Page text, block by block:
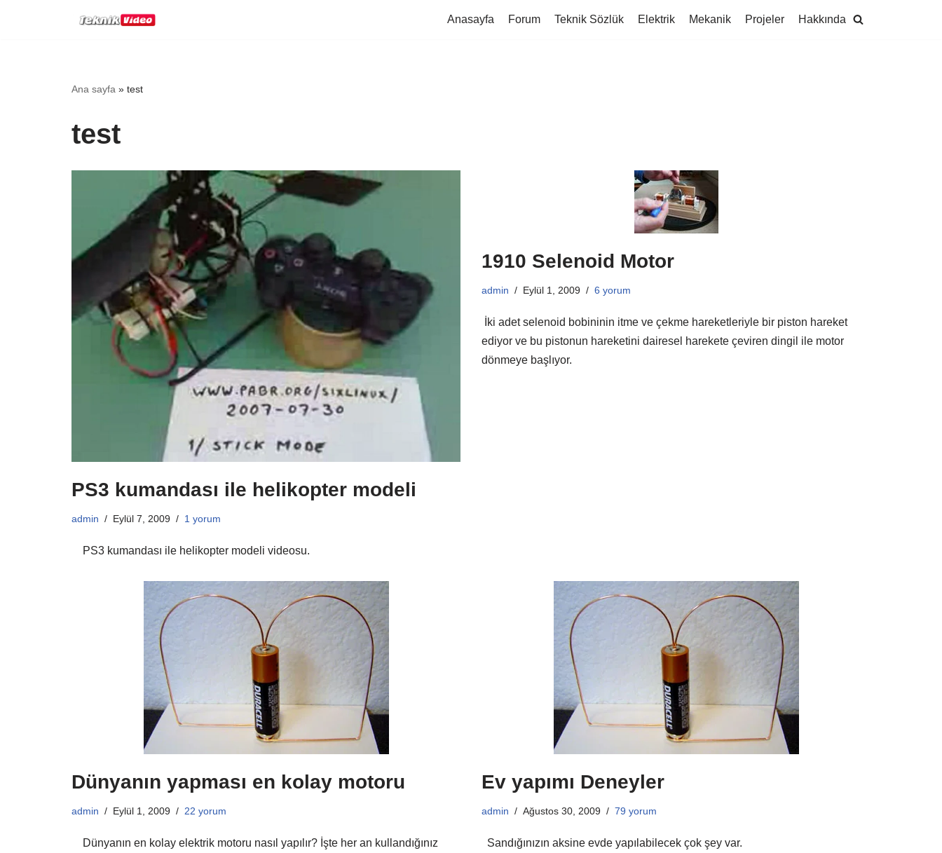
Anasayfa Forum Teknik Sözlük Elektrik Mekanik Projeler Hakkında
Ana sayfa » test
test
PS3 kumandası ile helikopter modeli
admin Eylül 7, 2009 1 yorum
PS3 kumandası ile helikopter modeli videosu.
1910 Selenoid Motor
admin Eylül 1, 2009 6 yorum
İki adet selenoid bobininin itme ve çekme hareketleriyle bir piston hareket
ediyor ve bu pistonun hareketini dairesel harekete çeviren dingil ile motor
dönmeye başlıyor.
Dünyanın yapması en kolay motoru
admin Eylül 1, 2009 22 yorum
Dünyanın en kolay elektrik motoru nasıl yapılır? İşte her an kullandığınız
Ev yapımı Deneyler
admin Ağustos 30, 2009 79 yorum
Sandığınızın aksine evde yapılabilecek çok şey var.